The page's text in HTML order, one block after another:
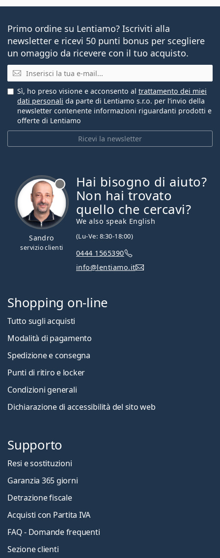
Primo ordine su Lentiamo? Iscriviti alla
newsletter e ricevi 50 punti bonus per scegliere
un omaggio da ricevere con il tuo acquisto.
E-mail
Ricevi la newsletter
Sì, ho preso visione e acconsento al trattamento dei miei
dati personali da parte di Lentiamo s.r.o. per l’invio della
newsletter contenente informazioni riguardanti prodotti e
offerte di Lentiamo
Sandro
servizio clienti
Hai bisogno di aiuto?
Non hai trovato
quello che cercavi?
We also speak English
(Lu-Ve: 8:30-18:00)
0444 1565390
info@lentiamo.it
Shopping on-line
Tutto sugli acquisti
Modalità di pagamento
Spedizione e consegna
Punti di ritiro e locker
Condizioni generali
Dichiarazione di accessibilità del sito web
Supporto
Resi e sostituzioni
Garanzia 365 giorni
Detrazione fiscale
Acquisti con Partita IVA
FAQ - Domande frequenti
Sezione clienti